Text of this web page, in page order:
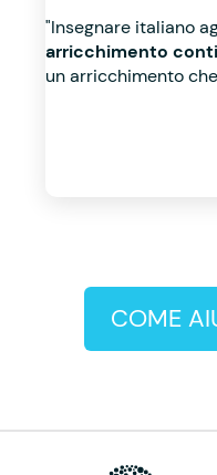
"Insegnare italiano
arricchimento
un arricchimento
COME